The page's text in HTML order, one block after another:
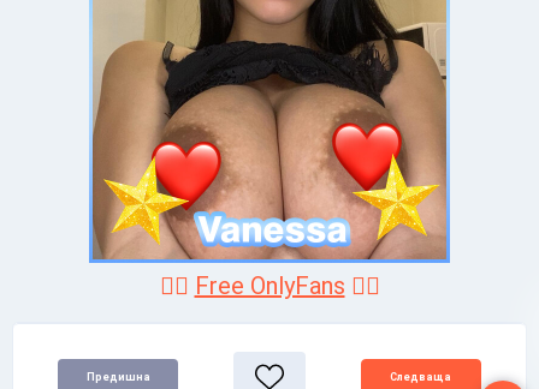
❤️‍🔥 Free OnlyFans ❤️‍🔥
Предишна Следваща